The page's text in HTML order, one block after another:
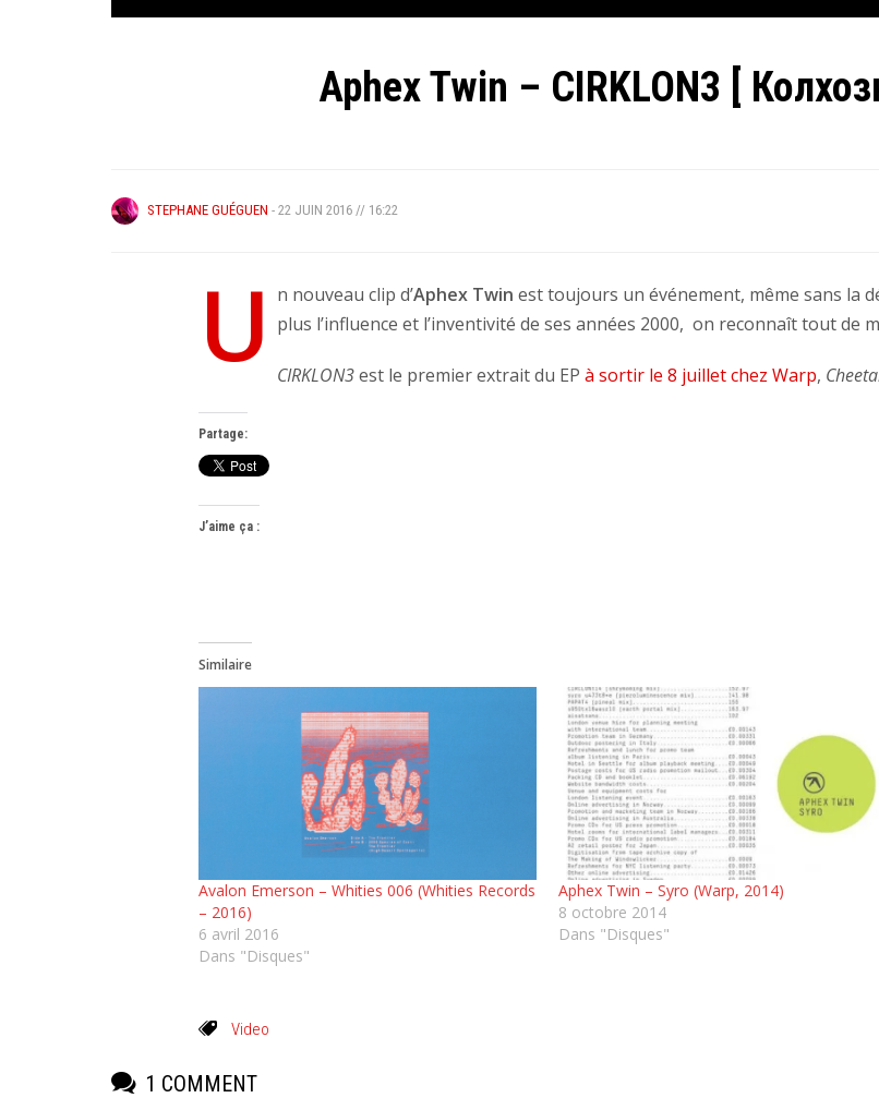
Aphex Twin – CIRKLON3 [
STEPHANE GUÉGUEN - 22 JUIN 2016 // 16:22
U n nouveau clip d’Aphex Twin est toujours un événement, même sans la
plus l’influence et l’inventivité de ses années 2000, on reconnaît tout de
CIRKLON3est le premier extrait du EP à sortir le 8 juillet chez Warp,
Partage:
J’aime ça :
Similaire
Avalon Emerson ‎– Whities 006 (Whities Records
– 2016)
6 avril 2016
Dans "Disques"
Aphex Twin – Syro (Warp, 2014)
8 octobre 2014
Dans "Disques"
Video
1 COMMENT